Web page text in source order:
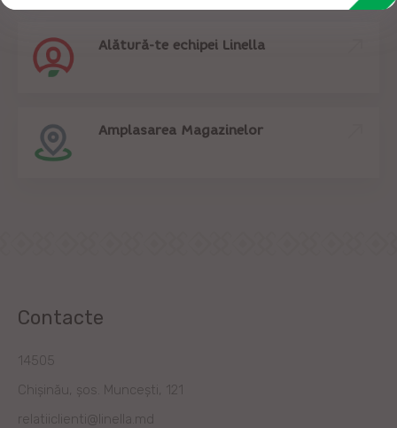
Alătură-te echipei Linella
Amplasarea Magazinelor
Contacte
14505
Chișinău, șos. Muncești, 121
relatiiclienti@linella.md